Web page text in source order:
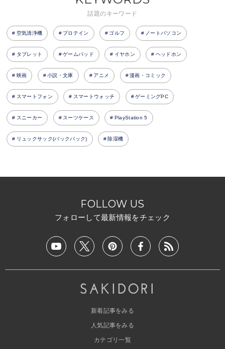
話題のキーワード
空気清浄機 プロテイン ゴルフ ノートパソコン
タブレット ゲームパッド イヤホン ヘッドホン
映画 小説・文庫 アニメ 漫画・コミック
スマートフォン スマートウォッチ ゲーミングPC
スニーカー スーツケース PlayStation 5
リュックサック(バックパック) 除湿機
FOLLOW US
フォローして最新情報をチェック
新着記事をみる
人気記事をみる
カテゴリ一覧